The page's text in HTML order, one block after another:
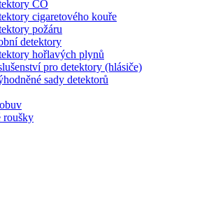
CO
cigaretového kouře
požáru
detektory
hořlavých plynů
pro detektory (hlásiče)
sady detektorů
roušky